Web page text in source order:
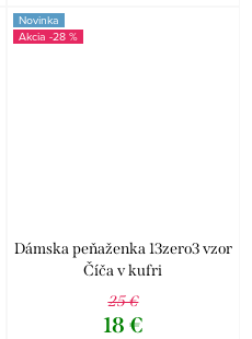
Novinka
-28 %
Dámska peňaženka 13zero3 vzor
Číča v kufri
25 €
18 €